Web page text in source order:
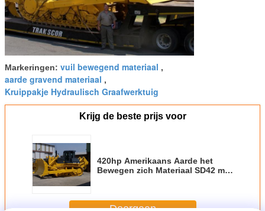
Markeringen: vuil bewegend materiaal ,
aarde gravend materiaal ,
Kruippakje Hydraulisch Graafwerktuig
Krijg de beste prijs voor
420hp Amerikaans Aarde het
Bewegen zich Materiaal SD42 met